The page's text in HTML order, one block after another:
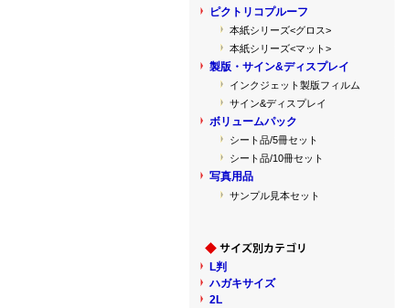
ピクトリコプルーフ
本紙シリーズ<グロス>
本紙シリーズ<マット>
製版・サイン&ディスプレイ
インクジェット製版フィルム
サイン&ディスプレイ
ボリュームパック
シート品/5冊セット
シート品/10冊セット
写真用品
サンプル見本セット
L判
ハガキサイズ
2L